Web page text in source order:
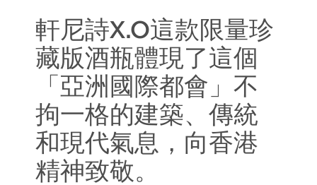
軒尼詩X.O這款限量珍
藏版酒瓶體現了這個
「亞洲國際都會」不
拘一格的建築、傳統
和現代氣息，向香港
精神致敬。